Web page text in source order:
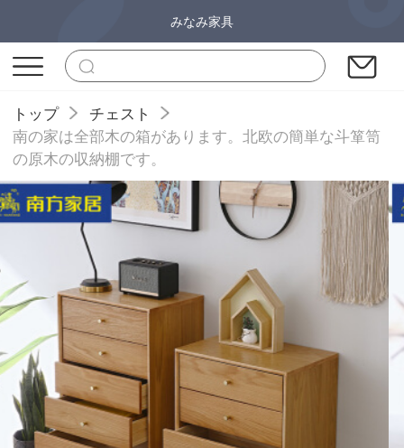
みなみ家具
トップ
チェスト
南の家は全部木の箱があります。北欧の簡単な斗箪笥
の原木の収納棚です。